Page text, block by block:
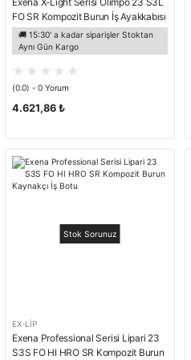
FO SR Kompozit Burun İş Ayakkabısı
🚚 15:30' a kadar siparişler Stoktan
Aynı Gün Kargo
(0.0) - 0 Yorum
4.621,86 ₺
Stok Sorunuz
EX-LİP
Exena Professional Serisi Lipari 23
S3S FO HI HRO SR Kompozit Burun